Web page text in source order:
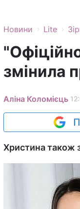
Новини › Lite ›
змінила
Аліна Коломієць
Христина також